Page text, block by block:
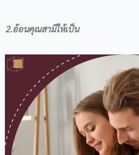
2.อ้อนคุณสามีให้เป็น